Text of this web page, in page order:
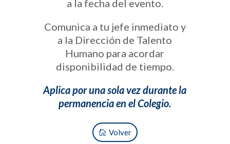
a la fecha del evento.
Comunica a tu jefe inmediato y
a la Dirección de Talento
Humano para acordar
disponibilidad de tiempo.
Aplica por una sola vez durante la
permanencia en el Colegio.
Volver